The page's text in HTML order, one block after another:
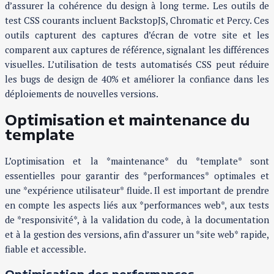
d’assurer la cohérence du design à long terme. Les outils de
test CSS courants incluent BackstopJS, Chromatic et Percy. Ces
outils capturent des captures d’écran de votre site et les
comparent aux captures de référence, signalant les différences
visuelles. L’utilisation de tests automatisés CSS peut réduire
les bugs de design de 40% et améliorer la confiance dans les
déploiements de nouvelles versions.
Optimisation et maintenance du
template
L’optimisation et la *maintenance* du *template* sont
essentielles pour garantir des *performances* optimales et
une *expérience utilisateur* fluide. Il est important de prendre
en compte les aspects liés aux *performances web*, aux tests
de *responsivité*, à la validation du code, à la documentation
et à la gestion des versions, afin d’assurer un *site web* rapide,
fiable et accessible.